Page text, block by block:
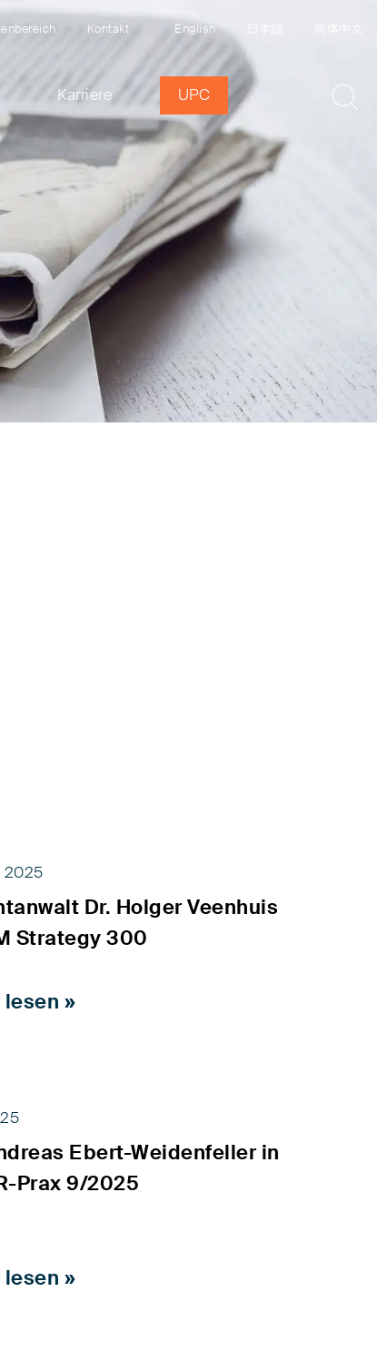
Kontakt English 简体中文
Karriere UPC
2025
Dr. Holger Veenhuis
Strategy 300
lesen »
Ebert-Weidenfeller in
Prax 9/2025
lesen »